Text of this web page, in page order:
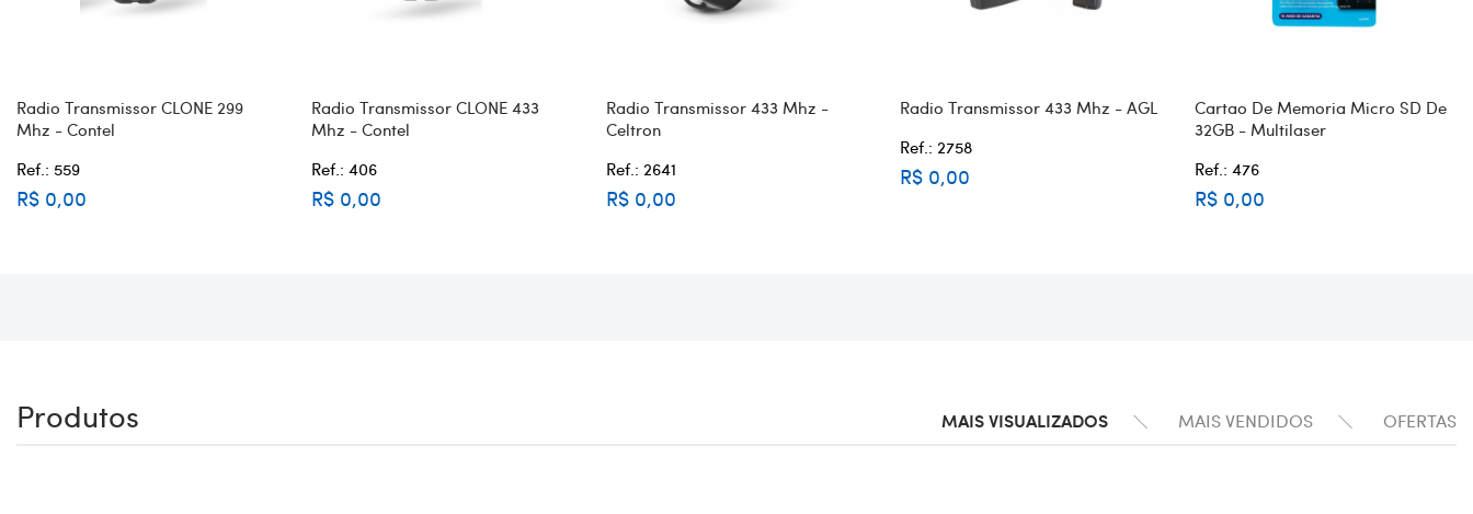
Radio Transmissor CLONE 299
Mhz - Contel
Ref.: 559
R$ 0,00
Radio Transmissor CLONE 433
Mhz - Contel
Ref.: 406
R$ 0,00
Radio Transmissor 433 Mhz -
Celtron
Ref.: 2641
R$ 0,00
Radio Transmissor 433 Mhz - AGL
Ref.: 2758
R$ 0,00
Cartao De Memoria Micro SD De
32GB - Multilaser
Ref.: 476
R$ 0,00
Produtos MAIS VISUALIZADOS MAIS VENDIDOS OFERTAS